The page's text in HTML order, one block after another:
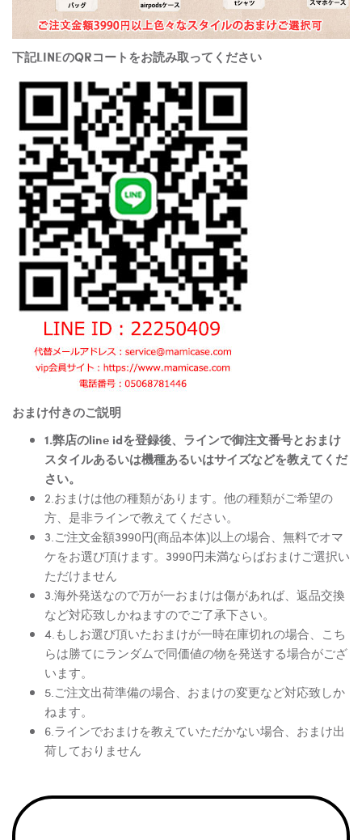
下記LINEのQRコートをお読み取ってください
おまけ付きのご説明
1.弊店のline idを登録後、ラインで御注文番号とおまけ
スタイルあるいは機種あるいはサイズなどを教えてくだ
さい。
2.おまけは他の種類があります。他の種類がご希望の
方、是非ラインで教えてください。
3.ご注文金額3990円(商品本体)以上の場合、無料でオマ
ケをお選び頂けます。3990円未満ならばおまけご選択い
ただけません
3.海外発送なので万が一おまけは傷があれば、返品交換
など対応致しかねますのでご了承下さい。
4.もしお選び頂いたおまけが一時在庫切れの場合、こち
らは勝てにランダムで同価値の物を発送する場合がござ
います。
5.ご注文出荷準備の場合、おまけの変更など対応致しか
ねます。
6.ラインでおまけを教えていただかない場合、おまけ出
荷しておりません